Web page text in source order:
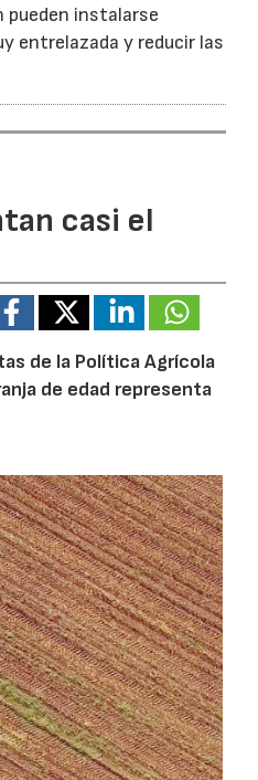
instalarse
entrelazada y reducir las
casi el
de la Política Agrícola
de edad representa